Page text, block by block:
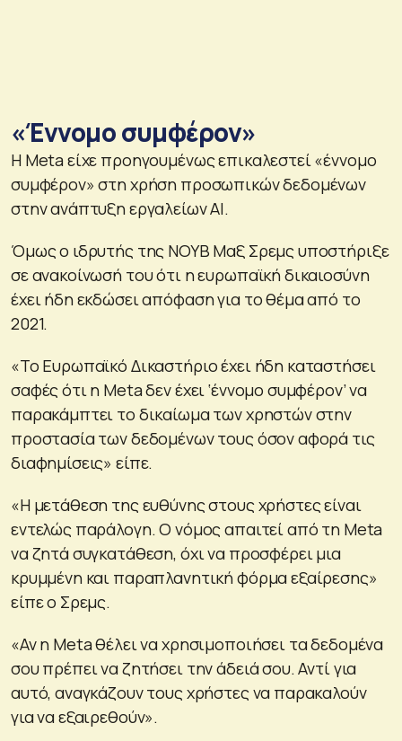
«Έννομο συμφέρον»
Η Meta είχε προηγουμένως επικαλεστεί «έννομο
συμφέρον» στη χρήση προσωπικών δεδομένων
στην ανάπτυξη εργαλείων ΑΙ.
Όμως ο ιδρυτής της NOYB Μαξ Σρεμς υποστήριξε
σε ανακοίνωσή του ότι η ευρωπαϊκή δικαιοσύνη
έχει ήδη εκδώσει απόφαση για το θέμα από το
2021.
«Το Ευρωπαϊκό Δικαστήριο έχει ήδη καταστήσει
σαφές ότι η Meta δεν έχει ‘έννομο συμφέρον’ να
παρακάμπτει το δικαίωμα των χρηστών στην
προστασία των δεδομένων τους όσον αφορά τις
διαφημίσεις» είπε.
«Η μετάθεση της ευθύνης στους χρήστες είναι
εντελώς παράλογη. Ο νόμος απαιτεί από τη Meta
να ζητά συγκατάθεση, όχι να προσφέρει μια
κρυμμένη και παραπλανητική φόρμα εξαίρεσης»
είπε ο Σρεμς.
«Αν η Meta θέλει να χρησιμοποιήσει τα δεδομένα
σου πρέπει να ζητήσει την άδειά σου. Αντί για
αυτό, αναγκάζουν τους χρήστες να παρακαλούν
για να εξαιρεθούν».